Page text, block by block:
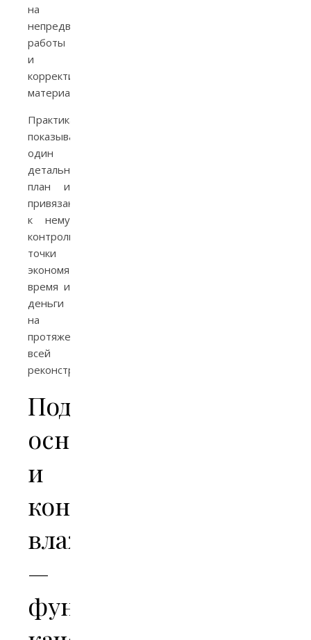
на
непредвиденные
работы
и
корректировки
материалов.
Практика
показывает:
один
детальный
план и
привязанные
к нему
контрольные
точки
экономят
время и
деньги
на
протяжении
всей
реконструкции.
Подготовка
основания
и
контроль
влажности
—
фундамент